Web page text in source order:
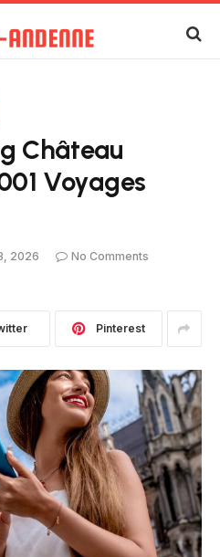
Château
Voyages
2026
No Comments
Pinterest